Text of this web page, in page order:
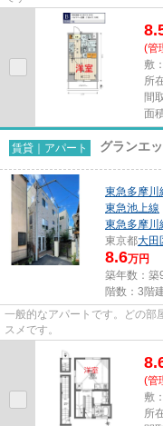
(管
敷
所
間
面
賃貸｜アパート グランエ
東急多摩川
東急池上線
東急多摩川
東京都大田
8.6万円
築年数：築
階数：3階
一般的なアパートです。どの部
スメです。
(管
敷
所